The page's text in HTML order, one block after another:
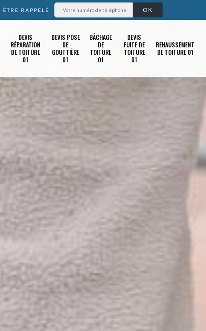
ÊTRE RAPPELÉ
DEVIS
RÉPARATION
DE TOITURE
01
DEVIS POSE
DE
GOUTTIÈRE
01
BÂCHAGE
DE
TOITURE
01
DEVIS
FUITE DE
TOITURE
01
REHAUSSEMENT
DE TOITURE 01